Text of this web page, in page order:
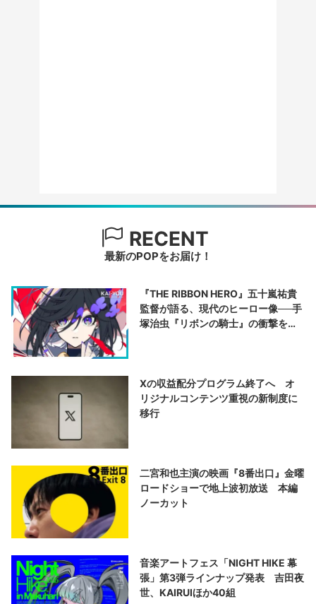
RECENT
最新のPOPをお届け！
『THE RIBBON HERO』五十嵐祐貴
監督が語る、現代のヒーロー像──手
塚治虫『リボンの騎士』の衝撃を再
Xの収益配分プログラム終了へ オ
リジナルコンテンツ重視の新制度に
移行
二宮和也主演の映画『8番出口』金曜
ロードショーで地上波初放送 本編
ノーカット
音楽アートフェス「NIGHT HIKE 幕
張」第3弾ラインナップ発表 吉田夜
世、KAIRUIほか40組